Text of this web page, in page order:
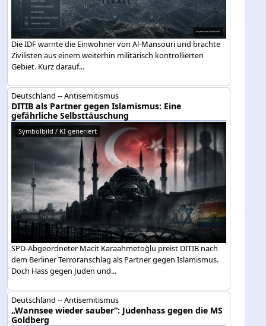
Die IDF warnte die Einwohner von Al-Mansouri und brachte
Zivilisten aus einem weiterhin militärisch kontrollierten
Gebiet. Kurz darauf...
Deutschland -- Antisemitismus
DITIB als Partner gegen Islamismus: Eine
gefährliche Selbsttäuschung
Symbolbild / KI generiert
SPD-Abgeordneter Macit Karaahmetoğlu preist DITIB nach
dem Berliner Terroranschlag als Partner gegen Islamismus.
Doch Hass gegen Juden und...
Deutschland -- Antisemitismus
„Wannsee wieder sauber“: Judenhass gegen die MS
Goldberg